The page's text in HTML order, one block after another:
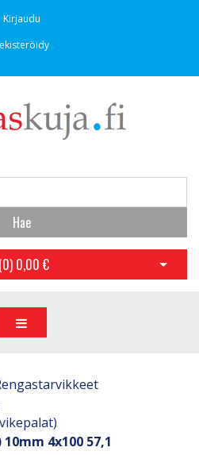
Kirjaudu
Hae
0) 0,00 € Avaa
4x100 57,1